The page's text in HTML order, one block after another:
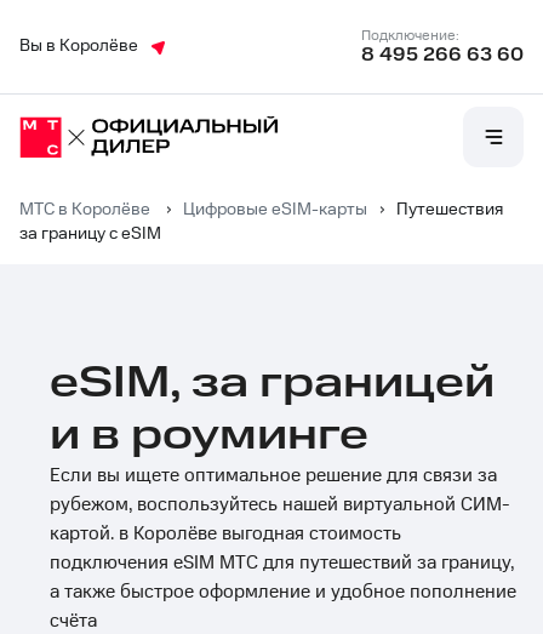
Вы в Королёве
Подключение:
8 495 266 63 60
МТС в Королёве › Цифровые eSIM-карты ›
Путешествия
за границу с eSIM
eSIM, за границей
и в роуминге
Если вы ищете оптимальное решение для связи за
рубежом, воспользуйтесь нашей виртуальной СИМ-
картой. в Королёве выгодная стоимость
подключения eSIM МТС для путешествий за границу,
а также быстрое оформление и удобное пополнение
счёта